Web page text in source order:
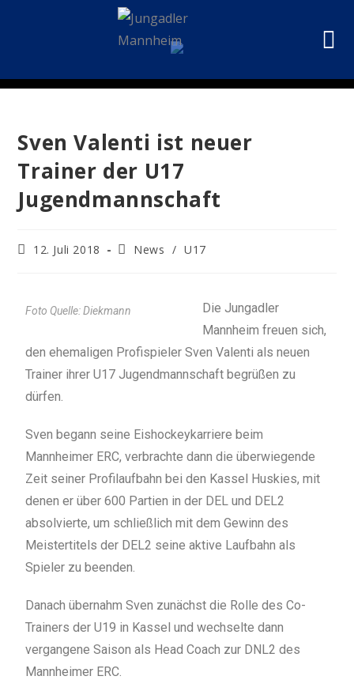
Sven Valenti ist neuer
Trainer der U17
Jugendmannschaft
12. Juli 2018 News / U17
Foto Quelle: Diekmann
Die Jungadler
Mannheim freuen sich,
den ehemaligen Profispieler Sven Valenti als neuen
Trainer ihrer U17 Jugendmannschaft begrüßen zu
dürfen.
Sven begann seine Eishockeykarriere beim
Mannheimer ERC, verbrachte dann die überwiegende
Zeit seiner Profilaufbahn bei den Kassel Huskies, mit
denen er über 600 Partien in der DEL und DEL2
absolvierte, um schließlich mit dem Gewinn des
Meistertitels der DEL2 seine aktive Laufbahn als
Spieler zu beenden.
Danach übernahm Sven zunächst die Rolle des Co-
Trainers der U19 in Kassel und wechselte dann
vergangene Saison als Head Coach zur DNL2 des
Mannheimer ERC.